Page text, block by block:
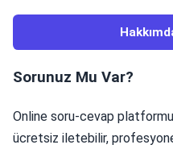
Sorunuz Mu Var?
Online soru-cevap
ücretsiz iletebilir,